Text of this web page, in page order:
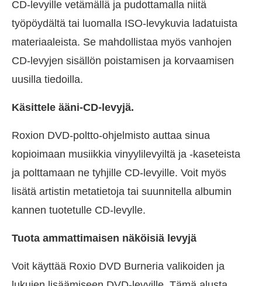
CD-levyille vetämällä ja pudottamalla niitä
työpöydältä tai luomalla ISO-levykuvia ladatuista
materiaaleista. Se mahdollistaa myös vanhojen
CD-levyjen sisällön poistamisen ja korvaamisen
uusilla tiedoilla.
Käsittele ääni-CD-levyjä.
Roxion DVD-poltto-ohjelmisto auttaa sinua
kopioimaan musiikkia vinyylilevyiltä ja -kaseteista
ja polttamaan ne tyhjille CD-levyille. Voit myös
lisätä artistin metatietoja tai suunnitella albumin
kannen tuotetulle CD-levylle.
Tuota ammattimaisen näköisiä levyjä
Voit käyttää Roxio DVD Burneria valikoiden ja